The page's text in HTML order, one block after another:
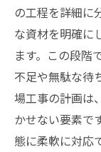
の工程を詳細に
な資材を明確に
ます。この段階
不足や無駄な待
場工事の計画は
かせない要素で
態に柔軟に対応